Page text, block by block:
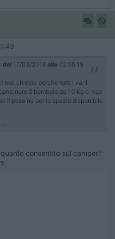
del 17/03/2018 alle 02:55:15
mai chiesto perchè tutti i vani
2 bombole da 10 kg o max
il peso ne per lo spazio disponibile
consentito sul camper?